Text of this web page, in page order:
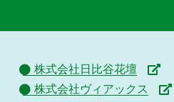
株式会社日比谷花壇
株式会社ヴィアックス